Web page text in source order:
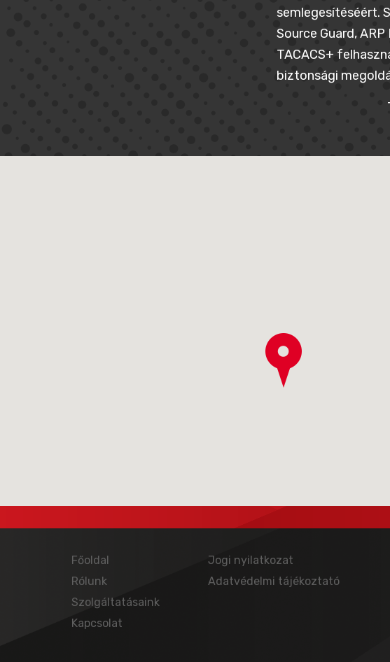
semlegesítéséért.
Source Guard,
TACACS+
biztonsági
Főoldal
Rólunk
Szolgáltatásaink
Kapcsolat
Jogi nyilatkozat
Adatvédelmi tájékoztató